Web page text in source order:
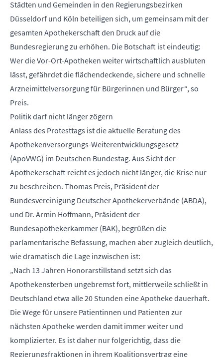
Städten und Gemeinden in den Regierungsbezirken
Düsseldorf und Köln beteiligen sich, um gemeinsam mit der
gesamten Apothekerschaft den Druck auf die
Bundesregierung zu erhöhen. Die Botschaft ist eindeutig:
Wer die Vor-Ort-Apotheken weiter wirtschaftlich ausbluten
lässt, gefährdet die flächendeckende, sichere und schnelle
Arzneimittelversorgung für Bürgerinnen und Bürger“, so
Preis.
Politik darf nicht länger zögern
Anlass des Protesttags ist die aktuelle Beratung des
Apothekenversorgungs-Weiterentwicklungsgesetz
(ApoVWG) im Deutschen Bundestag. Aus Sicht der
Apothekerschaft reicht es jedoch nicht länger, die Krise nur
zu beschreiben. Thomas Preis, Präsident der
Bundesvereinigung Deutscher Apothekerverbände (ABDA),
und Dr. Armin Hoffmann, Präsident der
Bundesapothekerkammer (BAK), begrüßen die
parlamentarische Befassung, machen aber zugleich deutlich,
wie dramatisch die Lage inzwischen ist:
„Nach 13 Jahren Honorarstillstand setzt sich das
Apothekensterben ungebremst fort, mittlerweile schließt in
Deutschland etwa alle 20 Stunden eine Apotheke dauerhaft.
Die Wege für unsere Patientinnen und Patienten zur
nächsten Apotheke werden damit immer weiter und
komplizierter. Es ist daher nur folgerichtig, dass die
Regierungsfraktionen in ihrem Koalitionsvertrag eine